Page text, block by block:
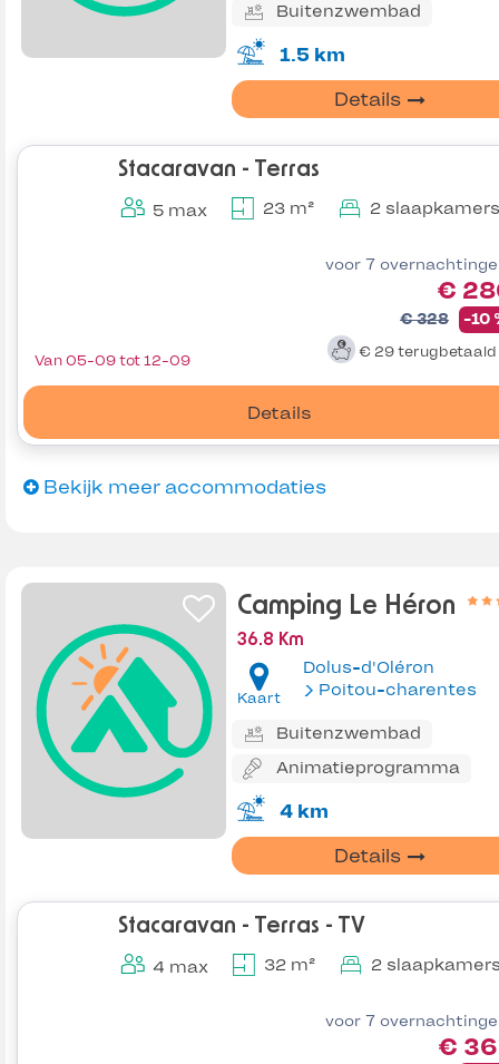
Buitenzwembad
1.5 km
Details
Stacaravan - Terras
5 max 23 m² 2 slaapkamers
voor 7
€
€ 328 -10
€ 29 terugbetaald
Details
Van 05-09 tot 12-09
Bekijk meer accommodaties
Camping Le Héron
36.8 Km
Kaart
Dolus-d'Oléron
Poitou-charentes
Buitenzwembad
Animatieprogramma
4 km
Details
Stacaravan - Terras - TV
4 max 32 m² 2
voor 7
€